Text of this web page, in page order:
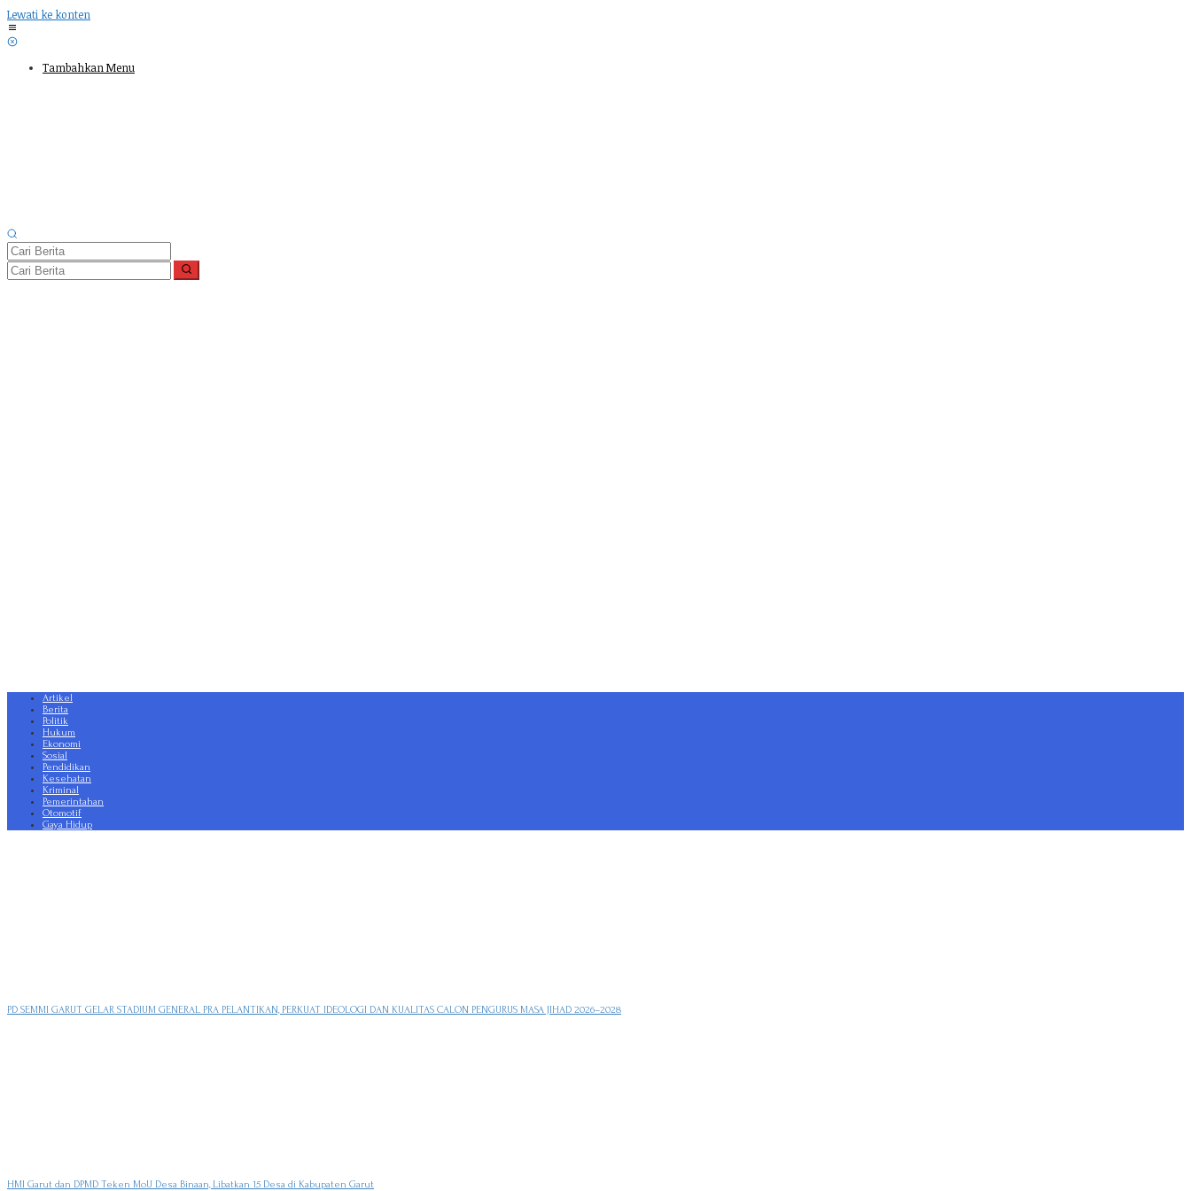
Lewati ke konten
Tambahkan Menu
Artikel
Berita
Politik
Hukum
Ekonomi
Sosial
Pendidikan
Kesehatan
Kriminal
Pemerintahan
Otomotif
Gaya Hidup
PD SEMMI GARUT GELAR STADIUM GENERAL PRA PELANTIKAN, PERKUAT IDEOLOGI DAN KUALITAS CALON PENGURUS MASA JIHAD 2026–2028
HMI Garut dan DPMD Teken MoU Desa Binaan, Libatkan 15 Desa di Kabupaten Garut